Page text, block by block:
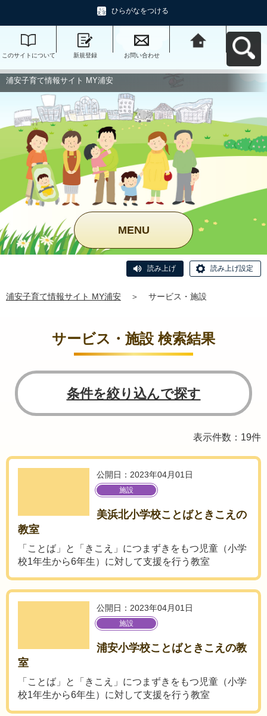
ひらがなをつける
このサイトについて 新規登録 お問い合わせ
浦安子育て情報サイト MY浦安
MENU
読み上げ 読み上げ設定
浦安子育て情報サイト MY浦安 ＞ サービス・施設
サービス・施設 検索結果
条件を絞り込んで探す
表示件数：19件
公開日：2023年04月01日
施設
美浜北小学校ことばときこえの
教室
「ことば」と「きこえ」につまずきをもつ児童（小学
校1年生から6年生）に対して支援を行う教室
公開日：2023年04月01日
施設
浦安小学校ことばときこえの教
室
「ことば」と「きこえ」につまずきをもつ児童（小学
校1年生から6年生）に対して支援を行う教室